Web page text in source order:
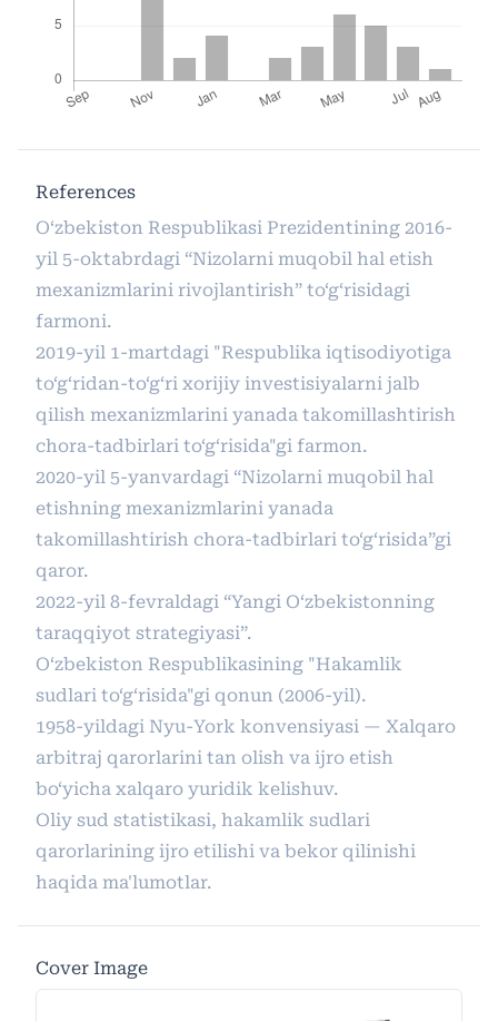
References
O‘zbekiston Respublikasi Prezidentining 2016-
yil 5-oktabrdagi “Nizolarni muqobil hal etish
mexanizmlarini rivojlantirish” to‘g‘risidagi
farmoni.
2019-yil 1-martdagi "Respublika iqtisodiyotiga
to‘g‘ridan-to‘g‘ri xorijiy investisiyalarni jalb
qilish mexanizmlarini yanada takomillashtirish
chora-tadbirlari to‘g‘risida"gi farmon.
2020-yil 5-yanvardagi “Nizolarni muqobil hal
etishning mexanizmlarini yanada
takomillashtirish chora-tadbirlari to‘g‘risida”gi
qaror.
2022-yil 8-fevraldagi “Yangi O‘zbekistonning
taraqqiyot strategiyasi”.
O‘zbekiston Respublikasining "Hakamlik
sudlari to‘g‘risida"gi qonun (2006-yil).
1958-yildagi Nyu-York konvensiyasi — Xalqaro
arbitraj qarorlarini tan olish va ijro etish
bo‘yicha xalqaro yuridik kelishuv.
Oliy sud statistikasi, hakamlik sudlari
qarorlarining ijro etilishi va bekor qilinishi
haqida ma'lumotlar.
Cover Image